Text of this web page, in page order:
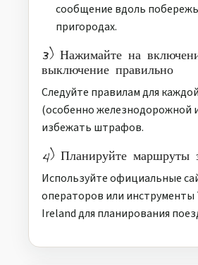
сообщение вдоль
пригородах.
3) Нажимайте на
выключение правильно
Следуйте правилам для
(особенно железнодорожной
избежать штрафов.
4) Планируйте маршруты
Используйте официальные
операторов или
Ireland для планирования